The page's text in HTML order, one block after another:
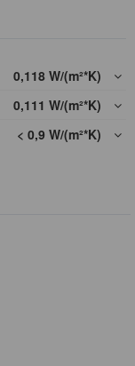
0,118 W/(m²*K)
0,111 W/(m²*K)
< 0,9 W/(m²*K)